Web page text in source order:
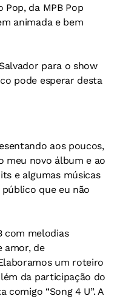
da MPB Pop
animada e bem
para o show
pode esperar desta
aos poucos,
meu novo álbum e ao
e algumas músicas
que eu não
com melodias
amor, de
um roteiro
da participação do
comigo “Song 4 U”. A